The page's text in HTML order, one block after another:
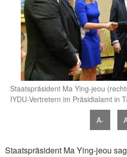
Staatspräsident Ma Ying-jeou
IYDU-Vertretern im Präsidialamt in
A-
Staatspräsident Ma Ying-jeou